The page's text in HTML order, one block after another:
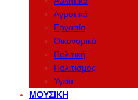
Αγροτικά
Εργασία
Οικονομικά
Πολιτική
Πολιτισμός
Υγεία
ΜΟΥΣΙΚΉ